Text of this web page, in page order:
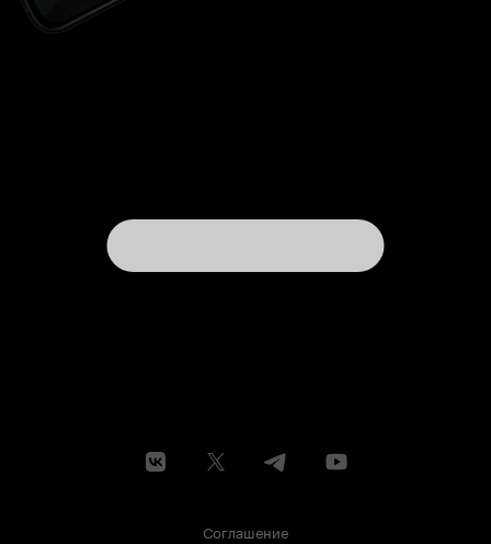
Соглашение